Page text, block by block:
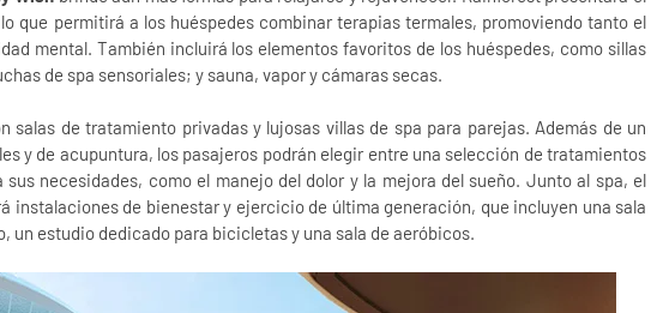
que permitirá a los huéspedes combinar terapias termales, promoviendo tanto el
mental. También incluirá los elementos favoritos de los huéspedes, como sillas
de spa sensoriales; y sauna, vapor y cámaras secas.
salas de tratamiento privadas y lujosas villas de spa para parejas. Además de un
y de acupuntura, los pasajeros podrán elegir entre una selección de tratamientos
necesidades, como el manejo del dolor y la mejora del sueño. Junto al spa, el
instalaciones de bienestar y ejercicio de última generación, que incluyen una sala
un estudio dedicado para bicicletas y una sala de aeróbicos.